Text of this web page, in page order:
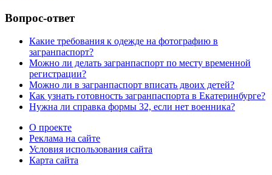
Вопрос-ответ
Какие требования к одежде на фотографию в
загранпаспорт?
Можно ли делать загранпаспорт по месту временной
регистрации?
Можно ли в загранпаспорт вписать двоих детей?
Как узнать готовность загранпаспорта в Екатеринбурге?
Нужна ли справка формы 32, если нет военника?
О проекте
Реклама на сайте
Условия использования сайта
Карта сайта